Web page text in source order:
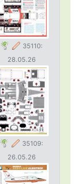
35110:
28.05.26
35109:
26.05.26